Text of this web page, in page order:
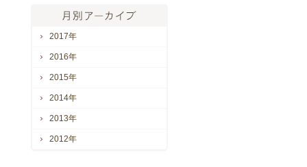
2017年
2016年
2015年
2014年
2013年
2012年